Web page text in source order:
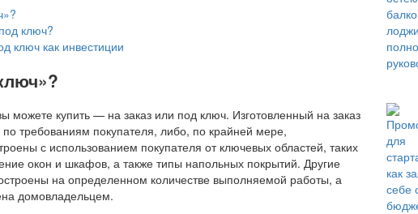
ключ?
ключ как инвестиции
можете купить — на заказ или под ключ. Изготовленный на заказ
требованиям покупателя, либо, по крайней мере,
с использованием покупателя от ключевых областей, таких
окон и шкафов, а также типы напольных покрытий. Другие
на определенном количестве выполняемой работы, а
домовладельцем.